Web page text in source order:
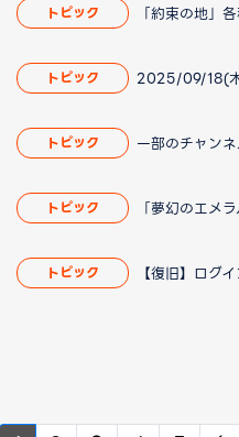
トピック 「約束の地」
トピック
トピック
トピック
トピック